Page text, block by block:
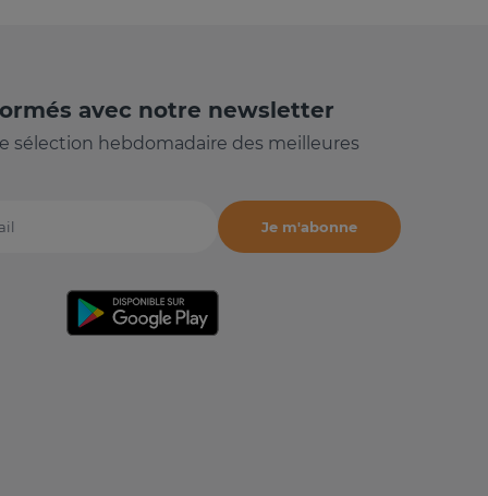
avec notre newsletter
sélection hebdomadaire des meilleures
Je m'abonne